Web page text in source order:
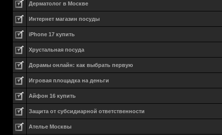
Дерматолог в Москве
Интернет магазин посуды
iPhone 17 купить
Хрустальная посуда
Дорамы онлайн: как выбрать первую
Игровая площадка на деньги
Айфон 16 купить
Защита от субсидиарной ответственности
Ателье Москвы